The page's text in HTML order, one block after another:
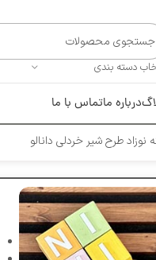
دسته بندی
درباره ماتماس با ما